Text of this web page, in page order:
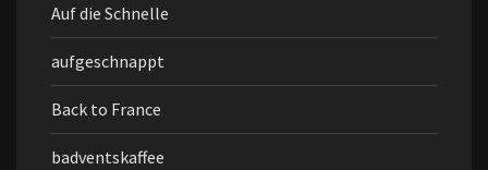
Auf die Schnelle
aufgeschnappt
Back to France
badventskaffee